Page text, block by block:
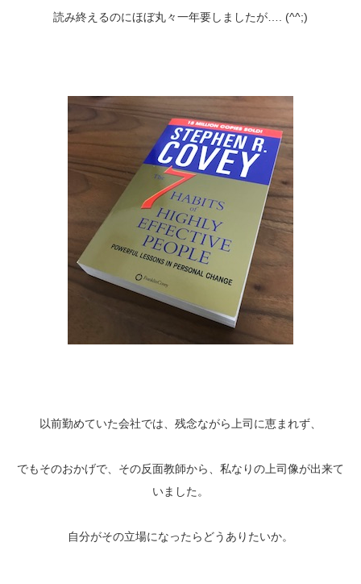
読み終えるのにほぼ丸々一年要しましたが…. (^^;)
以前勤めていた会社では、残念ながら上司に恵まれず、
でもそのおかげで、その反面教師から、私なりの上司像が出来て
いました。
自分がその立場になったらどうありたいか。